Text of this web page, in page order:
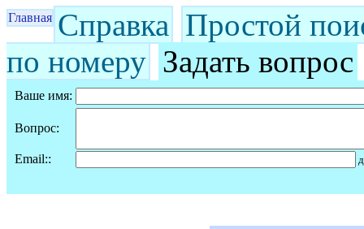
Главная Справка Простой
по номеру Задать вопрос
Ваше имя:
Вопрос:
Email::